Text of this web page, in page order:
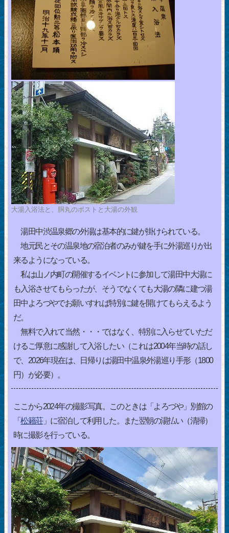
大湯入浴法と、胴丸のポストと大湯の外観
湯田中渋温泉郷の外湯は基本的に鍵が掛けられている。
地元民とその温泉地の宿泊者のみが鍵を手に外湯巡りが出
来るようになっている。
私は山ノ内町の開催するイベントに参加して湯田中大湯に
も入浴させてもらったが、そうでなくても大湯の隣に建つ湯
田中よろづやでお願いすれば特別に鍵を開けてもらえるよう
だ。
無料で入れて当然・・・ではなく、特別に入らせていただ
けるご厚意に感謝して入浴したい（これは2004年当時の話し
で、2026年現在は、日帰りは湯田中温泉外湯巡り手形（1800
円）が必要）。
ここから2024年の撮影写真。このときは「よろづや」別館の
「松籟荘」に宿泊して利用した。また翌朝の湯払い（清掃）
時に撮影を行っている。